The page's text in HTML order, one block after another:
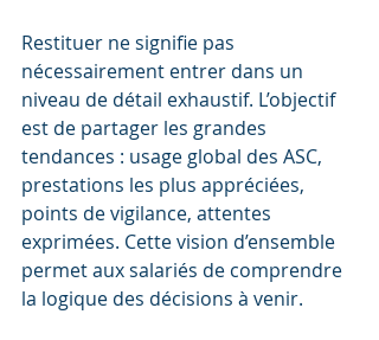
Restituer ne signifie pas
nécessairement entrer dans un
niveau de détail exhaustif. L’objectif
est de partager les grandes
tendances : usage global des ASC,
prestations les plus appréciées,
points de vigilance, attentes
exprimées. Cette vision d’ensemble
permet aux salariés de comprendre
la logique des décisions à venir.